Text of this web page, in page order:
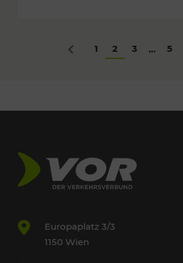
Zurück
1 2 3 ... 5
Europaplatz 3/3
1150 Wien